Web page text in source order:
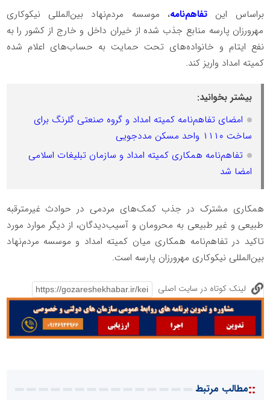
براساس اینتفاهم‌نامه، موسسه مردم‌نهاد بین‌المللی نیکوکاری
مهرورزان پارسه منابع جذب شده از خیران داخل و خارج از کشور را به
نفع ایتام و خانواده‌های تحت حمایت به حساب‌های اعلام شده
کمیته امداد واریز کند.
بیشتر بخوانید:
امضای تفاهم‌نامه کمیته امداد و گروه صنعتی گلرنگ برای
ساخت ۱۱۱۰ واحد مسکن مددجویی
تفاهم‌نامه همکاری کمیته امداد و سازمان تبلیغات اسلامی
امضا شد
همکاری مشترک در جذب کمک‌های مردمی در حوادث غیرمترقبه
طبیعی و غیر طبیعی به محرومان و آسیب‌دیدگان، از دیگر موارد مورد
تاکید در تفاهم‌نامه همکاری میان کمیته امداد و موسسه مردم‌نهاد
بین‌المللی نیکوکاری مهرورزان پارسه است.
لینک کوتاه در سایت اصلی
::مطالب مرتبط